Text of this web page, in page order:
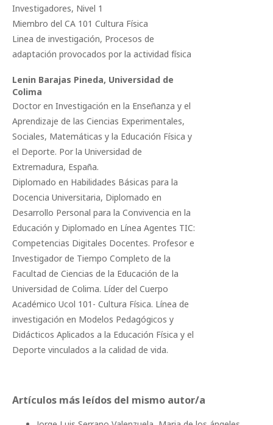
Investigadores, Nivel 1
Miembro del CA 101 Cultura Física
Linea de investigación, Procesos de
adaptación provocados por la actividad física
Lenin Barajas Pineda, Universidad de
Colima
Doctor en Investigación en la Enseñanza y el
Aprendizaje de las Ciencias Experimentales,
Sociales, Matemáticas y la Educación Física y
el Deporte. Por la Universidad de
Extremadura, España.
Diplomado en Habilidades Básicas para la
Docencia Universitaria, Diplomado en
Desarrollo Personal para la Convivencia en la
Educación y Diplomado en Línea Agentes TIC:
Competencias Digitales Docentes. Profesor e
Investigador de Tiempo Completo de la
Facultad de Ciencias de la Educación de la
Universidad de Colima. Líder del Cuerpo
Académico Ucol 101- Cultura Física. Línea de
investigación en Modelos Pedagógicos y
Didácticos Aplicados a la Educación Física y el
Deporte vinculados a la calidad de vida.
Artículos más leídos del mismo autor/a